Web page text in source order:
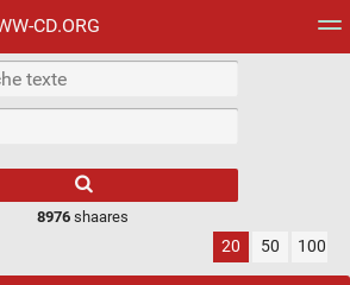
CD.ORG
Mur d'images
8976 shaares
20 50 100